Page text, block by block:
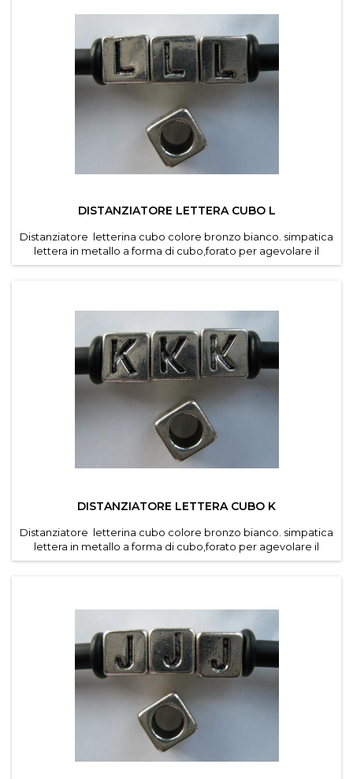
DISTANZIATORE LETTERA CUBO L
Distanziatore letterina cubo colore bronzo bianco. simpatica
lettera in metallo a forma di cubo,forato per agevolare il
passaggio di cordino e caucciu forato dei
DISTANZIATORE LETTERA CUBO K
Distanziatore letterina cubo colore bronzo bianco. simpatica
lettera in metallo a forma di cubo,forato per agevolare il
passaggio di cordino e caucciu forato dei